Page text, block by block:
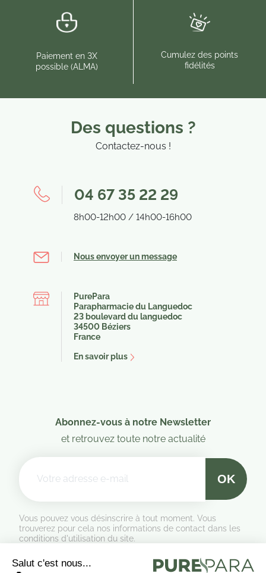
Paiement en 3X
possible (ALMA)
Cumulez des points
fidélités
Des questions ?
Contactez-nous !
04 67 35 22 29
8h00-12h00 / 14h00-16h00
Nous envoyer un message
PurePara
Parapharmacie du Languedoc
23 boulevard du languedoc
34500 Béziers
France
En savoir plus
Abonnez-vous à notre Newsletter
et retrouvez toute notre actualité
Vous pouvez vous désinscrire à tout moment. Vous
trouverez pour cela nos informations de contact dans les
conditions d'utilisation du site.